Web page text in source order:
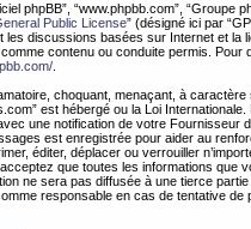
phpBB”, “www.phpbb.com”, “Groupe
Public License” (désigné ici par
les discussions basées sur Internet et la
contenu ou conduite permis. Pour
choquant, menaçant, à caractère
est hébergé ou la Loi Internationale.
une notification de votre Fournisseur
est enregistrée pour aider au
éditer, déplacer ou verrouiller
que toutes les informations que
ne sera pas diffusée à une tierce
responsable en cas de tentative de